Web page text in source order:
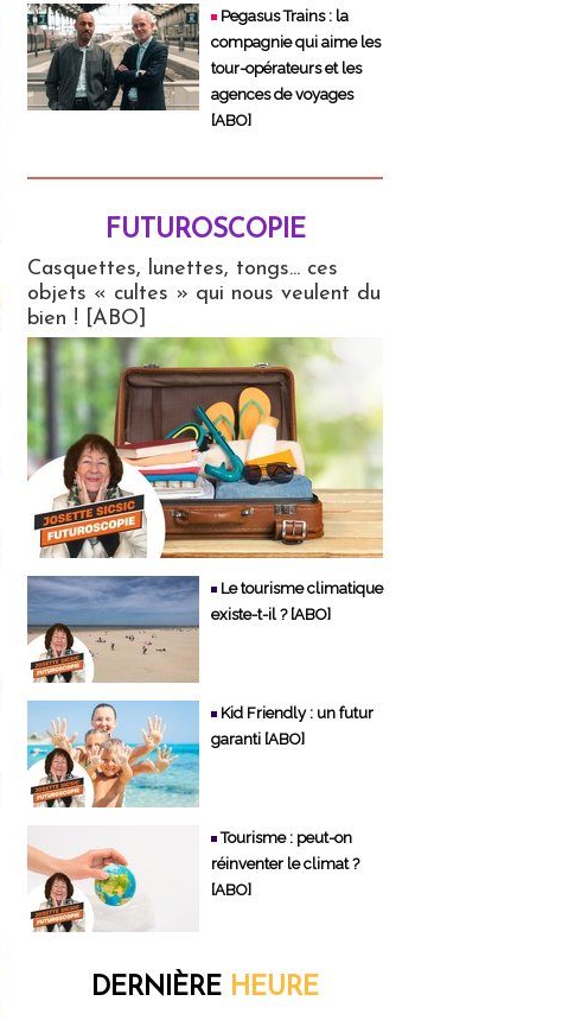
Pegasus Trains : la
compagnie qui aime les
tour-opérateurs et les
agences de voyages
[ABO]
FUTUROSCOPIE
Casquettes, lunettes, tongs... ces
objets « cultes » qui nous veulent du
bien ! [ABO]
Le tourisme climatique
existe-t-il ? [ABO]
Kid Friendly : un futur
garanti [ABO]
Tourisme : peut-on
réinventer le climat ?
[ABO]
DERNIÈRE HEURE